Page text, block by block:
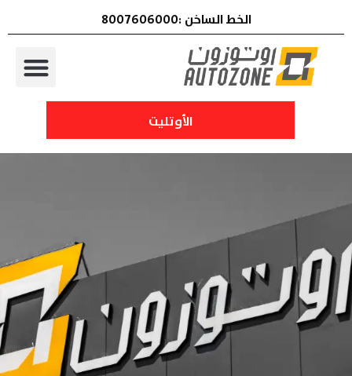
الخط الساخن :8007606000
الأوتليت